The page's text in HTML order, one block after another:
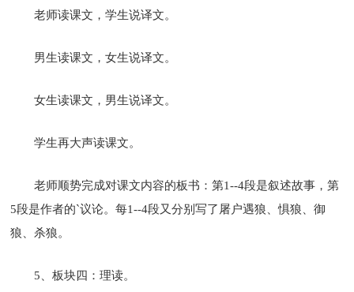
老师读课文，学生说译文。
男生读课文，女生说译文。
女生读课文，男生说译文。
学生再大声读课文。
老师顺势完成对课文内容的板书：第1--4段是叙述故事，第
5段是作者的`议论。每1--4段又分别写了屠户遇狼、惧狼、御
狼、杀狼。
5、板块四：理读。